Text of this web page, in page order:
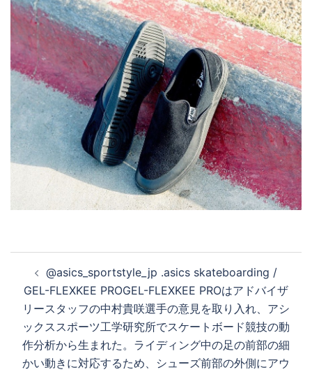
ナ
ビ
ゲ
ー
@asics_sportstyle_jp .asics skateboarding /
GEL-FLEXKEE PROGEL-FLEXKEE PROはアドバイザ
リースタッフの中村貴咲選手の意見を取り入れ、アシ
ックススポーツ工学研究所でスケートボード競技の動
作分析から生まれた。ライディング中の足の前部の細
かい動きに対応するため、シューズ前部の外側にアウ